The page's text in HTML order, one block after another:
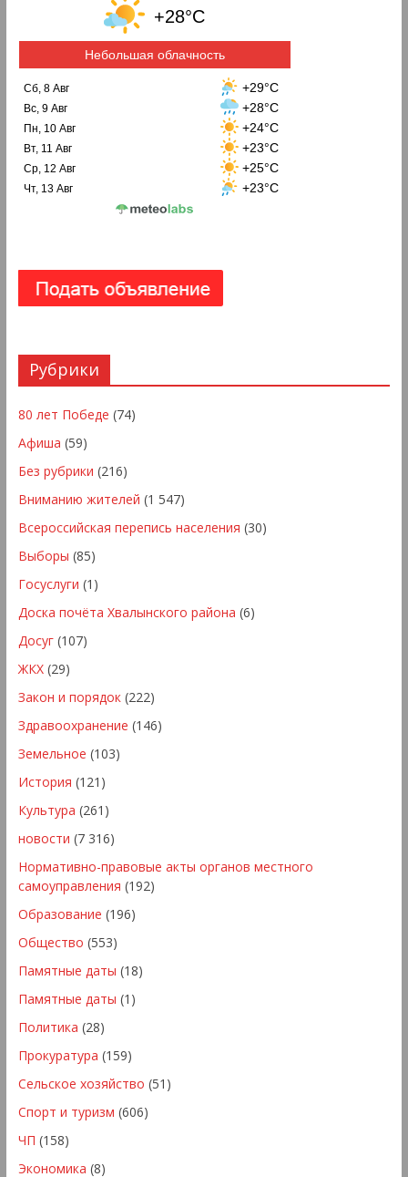
+28°C
Небольшая облачность
Сб, 8 Авг +29°C
Вс, 9 Авг +28°C
Пн, 10 Авг +24°C
Вт, 11 Авг +23°C
Ср, 12 Авг +25°C
Чт, 13 Авг +23°C
Рубрики
80 лет Победе (74)
Афиша (59)
Без рубрики (216)
Вниманию жителей (1 547)
Всероссийская перепись населения (30)
Выборы (85)
Госуслуги (1)
Доска почёта Хвалынского района (6)
Досуг(107)
ЖКХ(29)
Закон и порядок(222)
Здравоохранение (146)
Земельное (103)
История (121)
Культура (261)
новости (7 316)
Нормативно-правовые акты органов местного
самоуправления (192)
Образование (196)
Общество (553)
Памятные даты (18)
Памятные даты (1)
Политика (28)
Прокуратура (159)
Сельское хозяйство (51)
Спорт и туризм (606)
ЧП (158)
Экономика (8)